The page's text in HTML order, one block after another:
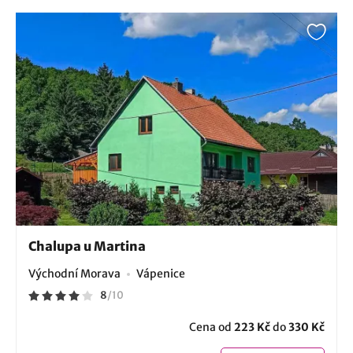
Chalupa u Martina
Východní Morava Vápenice
8/10
Cena od 223 Kčdo330 Kč